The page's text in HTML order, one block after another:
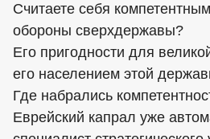
Считаете себя
обороны сверхдержавы?
Его пригодности для
его населением этой
Где набрались
Еврейский капрал уже